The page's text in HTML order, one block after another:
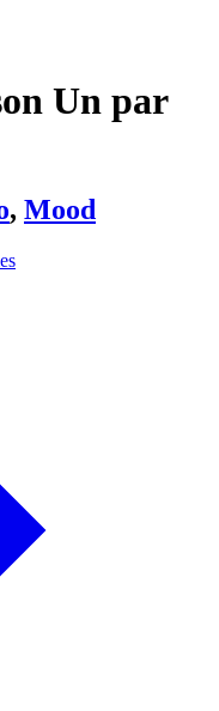
Un par
, Mood